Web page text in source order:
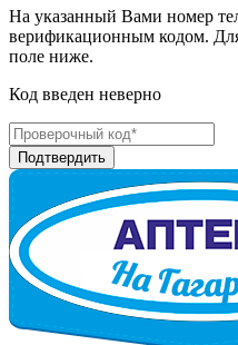
На указанный Вами номер
верификационным кодом.
поле ниже.
Код введен неверно